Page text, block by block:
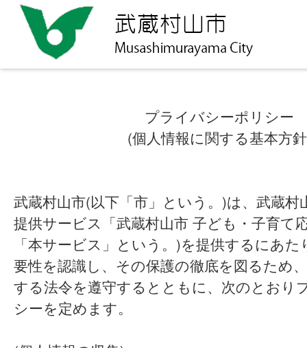
プライバシーポリシー
(個人情報に関する基本方
武蔵村山市(以下「市」という。)は、武蔵村
提供サービス「武蔵村山市 子ども・子育て
「本サービス」という。)を提供するにあ
要性を認識し、その保護の徹底を図るため
する法令を遵守するとともに、次のとおり
シーを定めます。